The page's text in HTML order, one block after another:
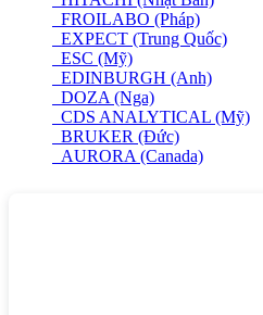
FROILABO (Pháp)
EXPECT (Trung Quốc)
ESC (Mỹ)
EDINBURGH (Anh)
DOZA (Nga)
CDS ANALYTICAL (Mỹ)
BRUKER (Đức)
AURORA (Canada)